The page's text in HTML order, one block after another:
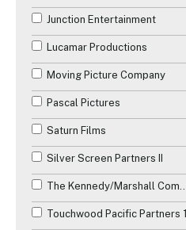
Junction Entertainment
Lucamar Productions
Moving Picture Company
Pascal Pictures
Saturn Films
Silver Screen Partners II
The Kennedy/Marshall Company
Touchwood Pacific Partners 1